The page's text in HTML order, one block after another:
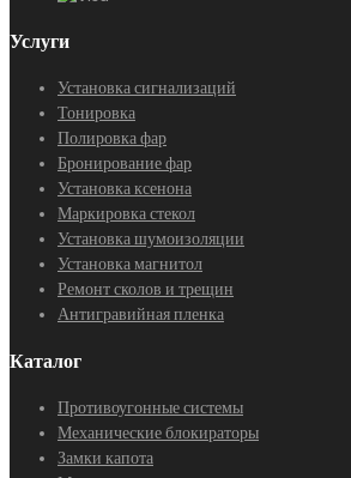
Услуги
Установка сигнализаций
Тонировка
Полировка фар
Бронирование фар
Установка ксенона
Маркировка стекол
Установка шумоизоляции
Установка магнитол
Ремонт сколов и трещин
Антигравийная пленка
Каталог
Противоугонные системы
Механические блокираторы
Замки капота